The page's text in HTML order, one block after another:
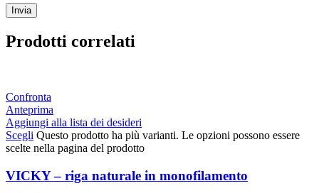
Prodotti correlati
Confronta
Anteprima
Aggiungi alla lista dei desideri
Scegli Questo prodotto ha più varianti. Le opzioni possono essere
scelte nella pagina del prodotto
VICKY – riga naturale in monofilamento